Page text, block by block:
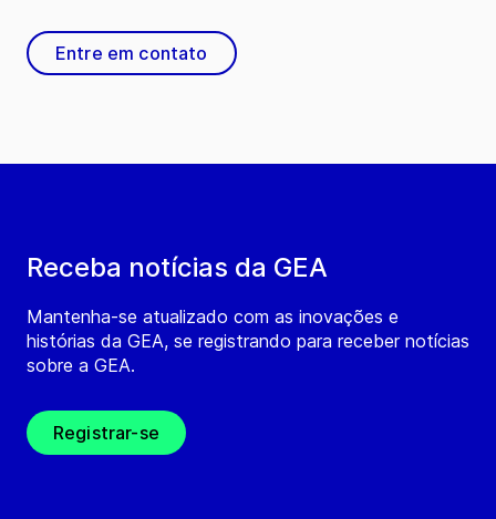
Receba notícias da GEA
Mantenha-se atualizado com as inovações e
histórias da GEA, se registrando para receber notícias
sobre a GEA.
Registrar-se
Entre em contato